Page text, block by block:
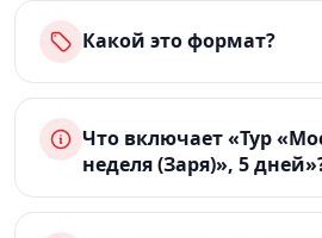
Какой это формат?
Что включает «Тур
неделя (Заря)», 5